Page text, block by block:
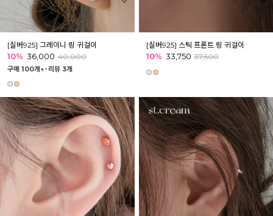
[실버925] 그레이니 링 귀걸이
10% 36,000 40,000
구매 100개↑˙ 리뷰 3개
[실버925] 스틱 프론트 링 귀걸이
10% 33,750 37,500